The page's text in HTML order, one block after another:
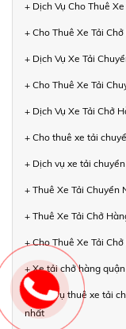
+ Dịch Vụ Cho Thuê
+ Cho Thuê Xe Tải
+ Dịch Vụ Xe Tải
+ Cho Thuê Xe Tải
+ Dịch Vụ Xe Tải Chở
+ Cho thuê xe tải
+ Dịch vụ xe tải
+ Thuê Xe Tải Chuyển
+ Thuê Xe Tải Chở
+ Cho Thuê Xe Tải
+ Xe tải chở hàng
+ Dịch vụ thuê xe tải
nhất